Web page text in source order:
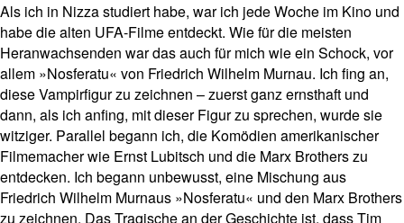
Als ich in Nizza studiert habe, war ich jede Woche im Kino und
habe die alten UFA-Filme entdeckt. Wie für die meisten
Heranwachsenden war das auch für mich wie ein Schock, vor
allem »Nosferatu« von Friedrich Wilhelm Murnau. Ich fing an,
diese Vampirfigur zu zeichnen – zuerst ganz ernsthaft und
dann, als ich anfing, mit dieser Figur zu sprechen, wurde sie
witziger. Parallel begann ich, die Komödien amerikanischer
Filmemacher wie Ernst Lubitsch und die Marx Brothers zu
entdecken. Ich begann unbewusst, eine Mischung aus
Friedrich Wilhelm Murnaus »Nosferatu« und den Marx Brothers
zu zeichnen. Das Tragische an der Geschichte ist, dass Tim